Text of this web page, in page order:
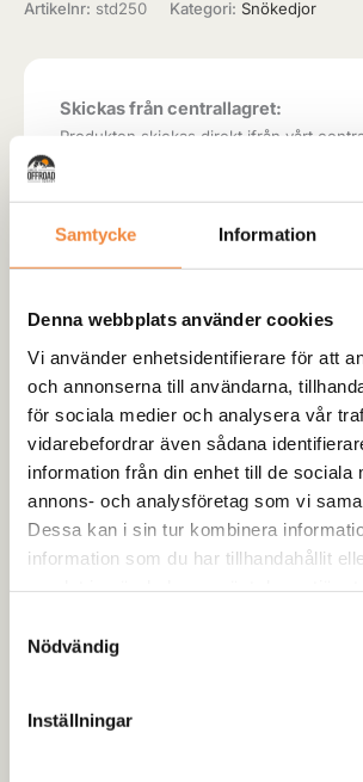
Samtycke Information
Denna webbplats använder cookies
Vi använder enhetsidentifierare för att
och annonserna till användarna,
för sociala medier och analysera vår
vidarebefordrar även sådana
information från din enhet till de sociala
annons- och analysföretag som vi
Dessa kan i sin tur kombinera
information som du har tillhandahållit
Nödvändig
Inställningar
Artikelnr: std250 Kategori: Snökedjor
Skickas från centrallagret:
Produkten skickas direkt ifrån vårt
hem till kund. Leveranstid oftast 5-8
Lagersaldot är endast en prognos och
personligen.
Beskrivning
Recensioner (0)
Passar till
15 tum
8.40-15
30×9.50-15